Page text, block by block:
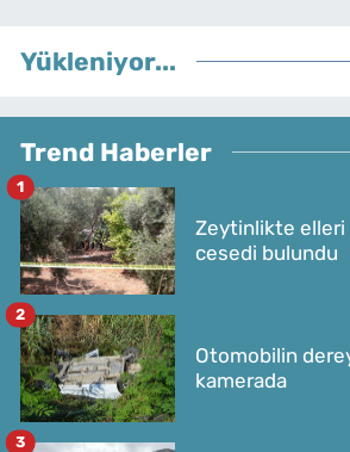
Yükleniyor...
Trend Haberler
Zeytinlikte elleri
cesedi bulundu
1
Otomobilin
kamerada
2
3